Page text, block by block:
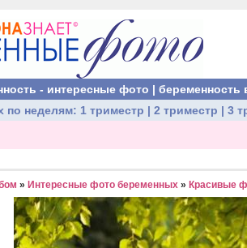
- интересные фото | беременность
по неделям: 1 триместр | 2 триместр | 3
» Интересные фото беременных » Красивые